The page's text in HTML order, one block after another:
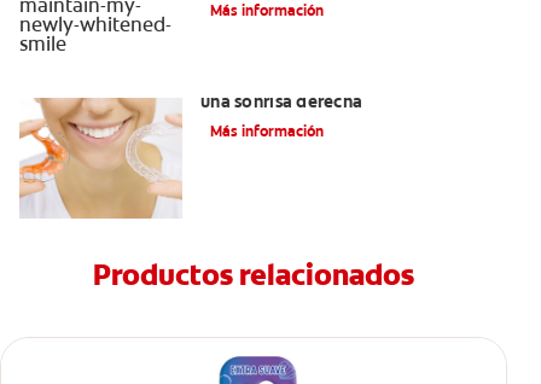
Más información
una sonrisa derecha
Más información
Productos relacionados